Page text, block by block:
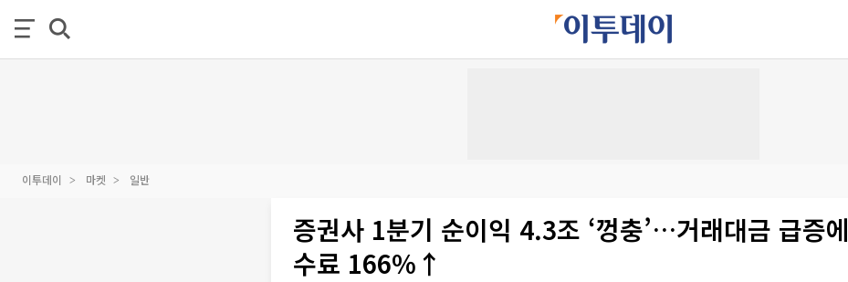
이투데이 마켓 일반
증권사 1분기 순이익 4.3조 ‘껑충’…거래대금 급증
수료 166%↑